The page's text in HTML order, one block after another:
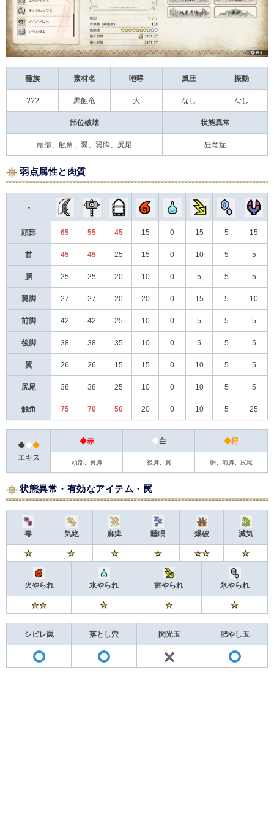
種族 素材名 咆哮 風圧 振動
??? 黒蝕竜 大 なし なし
部位破壊 状態異常
頭部、触角、翼、翼脚、尻尾 狂竜症
弱点属性と肉質
-
頭部 65 55 45 15 0 15 5 15
首 45 45 25 15 0 10 5 5
胴 25 25 20 10 0 5 5 5
翼脚 27 27 20 20 0 15 5 10
前脚 42 42 25 10 0 5 5 5
後脚 38 38 35 10 0 5 5 5
翼 26 26 15 15 0 10 5 5
尻尾 38 38 25 10 0 10 5 5
触角 75 70 50 20 0 10 5 25
◆◆◆
エキス
◆赤 ◆白 ◆橙
頭部、翼脚 後脚、翼 胴、前脚、尻尾
状態異常・有効なアイテム・罠
毒 気絶 麻痺 睡眠 爆破 滅気
火やられ 水やられ 雷やられ 氷やられ
シビレ罠 落とし穴 閃光玉 肥やし玉